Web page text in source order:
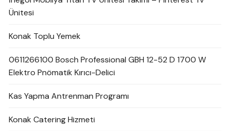
Ünitesi
Konak Toplu Yemek
0611266100 Bosch Professional GBH 12-52 D 1700 W
Elektro Pnömatik Kırıcı-Delici
Kas Yapma Antrenman Programı
Konak Catering Hizmeti